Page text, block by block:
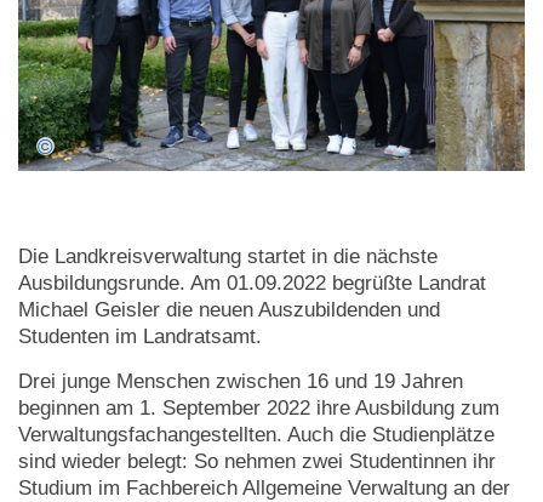
Die Landkreisverwaltung startet in die nächste
Ausbildungsrunde. Am 01.09.2022 begrüßte Landrat
Michael Geisler die neuen Auszubildenden und
Studenten im Landratsamt.
Drei junge Menschen zwischen 16 und 19 Jahren
beginnen am 1. September 2022 ihre Ausbildung zum
Verwaltungsfachangestellten. Auch die Studienplätze
sind wieder belegt: So nehmen zwei Studentinnen ihr
Studium im Fachbereich Allgemeine Verwaltung an der